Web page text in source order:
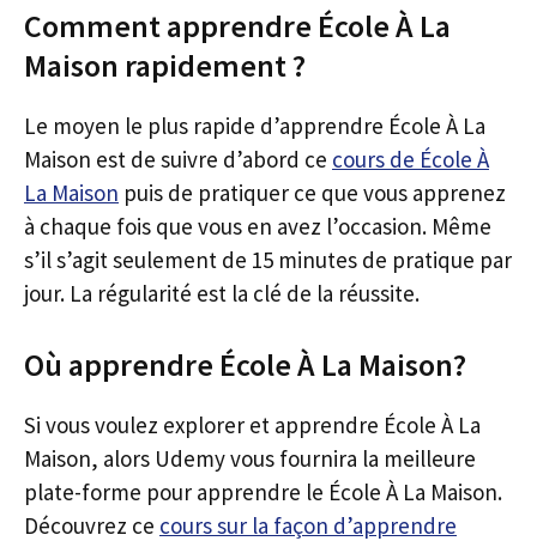
Comment apprendre École À La
Maison rapidement ?
Le moyen le plus rapide d’apprendre École À La
Maison est de suivre d’abord ce cours de École À
La Maison puis de pratiquer ce que vous apprenez
à chaque fois que vous en avez l’occasion. Même
s’il s’agit seulement de 15 minutes de pratique par
jour. La régularité est la clé de la réussite.
Où apprendre École À La Maison?
Si vous voulez explorer et apprendre École À La
Maison, alors Udemy vous fournira la meilleure
plate-forme pour apprendre le École À La Maison.
Découvrez ce cours sur la façon d’apprendre